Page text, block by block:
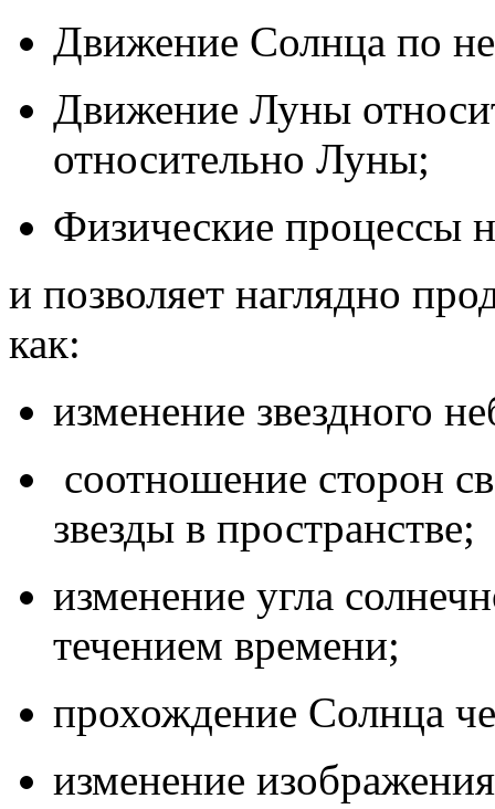
Движение Солнца по
Движение Луны
относительно Луны;
Физические процессы
и позволяет наглядно
как:
изменение звездного
соотношение сторон
звезды в пространстве;
изменение угла
течением времени;
прохождение Солнца
изменение